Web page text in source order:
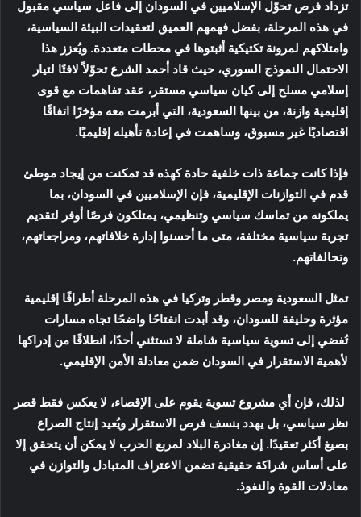
تزداد فرص تحوّل الإسلاميين في السودان إلى فاعل سياسي مقبول
في هذه المرحلة، بفضل فهمهم العميق لتعقيدات البيئة السياسية،
وامتلاكهم لمرونة تكتيكية أثبتوها في محطات متعددة. ويُعزز هذا
الاحتمال النموذج السوري، حيث قاد أحمد الشرع تحوّلاً لافتًا لتيار
إسلامي مسلح إلى كيان سياسي مستقر، عقد تفاهمات مع قوى
إقليمية وازنة، من بينها السعودية، التي أبرمت معه مؤخرًا اتفاقًا
اقتصاديًا غير مسبوق، وساهمت في إعادة تأهيله إقليميًا.
فإذا كانت جماعة ذات خلفية حادة كهذه قد تمكنت من إيجاد موطئ
قدم في التوازنات الإقليمية، فإن الإسلاميين في السودان، بما
يملكونه من تماسك سياسي وتنظيمي، يمتلكون فرصًا أوفر لتقديم
تجربة سياسية مختلفة، متى ما أحسنوا إدارة خلافاتهم، ومراجعاتهم،
وتحالفاتهم.
تمثل السعودية ومصر وقطر وتركيا في هذه المرحلة أطرافًا إقليمية
مؤثرة وحليفة للسودان، وقد أبدت انفتاحًا واضحًا تجاه مسارات
تُفضي إلى تسوية سياسية شاملة لا تستثني أحدًا، انطلاقًا من إدراكها
لأهمية الاستقرار في السودان ضمن معادلة الأمن الإقليمي.
لذلك، فإن أي مشروع تسوية يقوم على الإقصاء، لا يعكس فقط قصر
نظر سياسي، بل يهدد بنسف فرص الاستقرار ويُعيد إنتاج الصراع
بصيغ أكثر تعقيدًا. إن مغادرة البلاد لمربع الحرب لا يمكن أن يتحقق إلا
على أساس شراكة حقيقية تضمن الاعتراف المتبادل والتوازن في
معادلات القوة والنفوذ.